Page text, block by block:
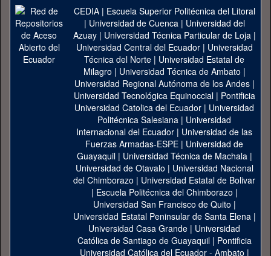
CEDIA| Escuela Superior Politécnica del Litoral
| Universidad de Cuenca| Universidad del
Azuay| Universidad Técnica Particular de Loja|
Universidad Central del Ecuador| Universidad
Técnica del Norte | Universidad Estatal de
Milagro | Universidad Técnica de Ambato |
Universidad Regional Autónoma de los Andes|
Universidad Tecnológica Equinoccial| Pontificia
Universidad Catolica del Ecuador | Universidad
Politécnica Salesiana | Universidad
Internacional del Ecuador | Universidad de las
Fuerzas Armadas-ESPE | Universidad de
Guayaquil| Universidad Técnica de Machala|
Universidad de Otavalo | Universidad Nacional
del Chimborazo | Universidad Estatal de Bolivar
| Escuela Politécnica del Chimborazo |
Universidad San Francisco de Quito |
Universidad Estatal Peninsular de Santa Elena|
Universidad Casa Grande | Universidad
Católica de Santiago de Guayaquil| Pontificia
Universidad Católica del Ecuador - Ambato |